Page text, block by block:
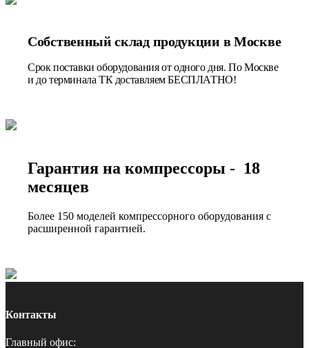
Собственный склад продукции в Москве
Срок поставки оборудования от одного дня. По Москве
и до терминала ТК доставляем БЕСПЛАТНО!
Гарантия на компрессоры - 18
месяцев
Более 150 моделей компрессорного оборудования с
расширенной гарантией.
Контакты
Главный офис: